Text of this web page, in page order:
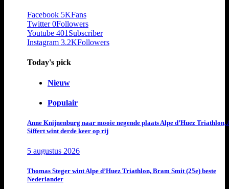
Facebook 5KFans
Twitter 0Followers
Youtube 401 Subscriber
Instagram 3.2KFollowers
Today's pick
Nieuw
Populair
Anne Knijnenburg naar mooie negende plaats Alpe d’Huez Triathlon,
Siffert wint derde keer op rij
5 augustus 2026
Thomas Steger wint Alpe d’Huez Triathlon, Bram Smit (25e) beste
Nederlander